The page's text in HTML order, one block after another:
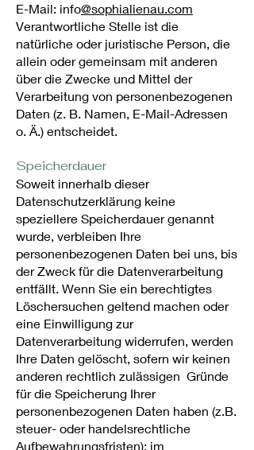
E-Mail: info@sophialienau.com
Verantwortliche Stelle ist die
natürliche oder juristische Person, die
allein oder gemeinsam mit anderen
über die Zwecke und Mittel der
Verarbeitung von personenbezogenen
Daten (z. B. Namen, E-Mail-Adressen
o. Ä.) entscheidet.
Speicherdauer
Soweit innerhalb dieser
Datenschutzerklärung keine
speziellere Speicherdauer genannt
wurde, verbleiben Ihre
personenbezogenen Daten bei uns, bis
der Zweck für die Datenverarbeitung
entfällt. Wenn Sie ein berechtigtes
Löschersuchen geltend machen oder
eine Einwilligung zur
Datenverarbeitung widerrufen, werden
Ihre Daten gelöscht, sofern wir keinen
anderen rechtlich zulässigen Gründe
für die Speicherung Ihrer
personenbezogenen Daten haben (z.B.
steuer- oder handelsrechtliche
Aufbewahrungsfristen); im